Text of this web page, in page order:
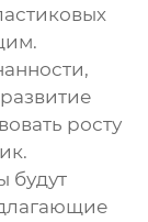
росту
будут